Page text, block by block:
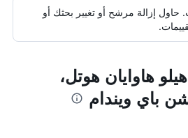
حاول إزالة مرشح أو تغيير بحثك أو
هاوايان هوتل،
باي ويندام